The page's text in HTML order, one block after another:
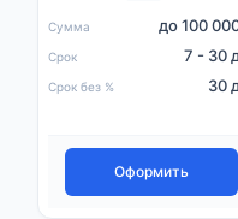
Сумма до 100
Срок 7 - 30
Срок без % 30
Оформить